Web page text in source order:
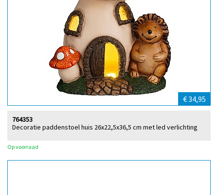
€ 34,95
Decoratie paddenstoel huis 26x22,5x36,5 cm met led verlichting
764353
Op voorraad